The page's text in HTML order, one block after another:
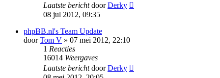
Laatste berichtdoorDerky
08 jul 2012, 09:35
phpBB.nl's Team Update
doorTom V » 07 mei 2012, 22:10
1 Reacties
16014 Weergaves
Laatste berichtdoorDerky